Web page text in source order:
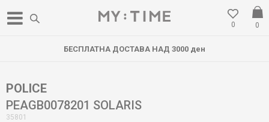
0
0
БЕСПЛАТНА ДОСТАВА НАД 3000 ден
POLICE
PEAGB0078201 SOLARIS
35801